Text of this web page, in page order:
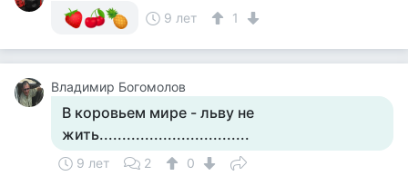
9 лет
1
Владимир Богомолов
В коровьем мире - льву не
жить.................................
9 лет 2
0